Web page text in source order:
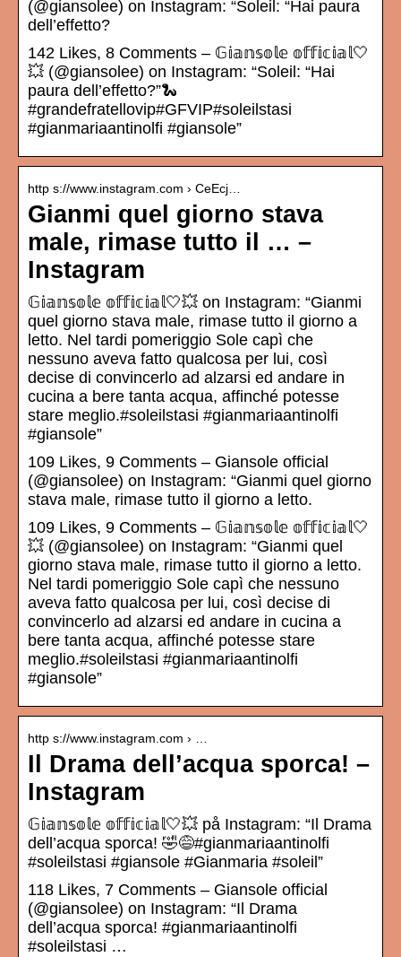
(@giansolee) on Instagram: “Soleil: “Hai paura
dell’effetto?
142 Likes, 8 Comments – 𝔾𝕚𝕒𝕟𝕤𝕠𝕝𝕖 𝕠𝕗𝕗𝕚𝕔𝕚𝕒𝕝🤍
💥 (@giansolee) on Instagram: “Soleil: “Hai
paura dell’effetto?”🐍
#grandefratellovip#GFVIP#soleilstasi
#gianmariaantinolfi #giansole”
http s://www.instagram.com › CeEcj…
Gianmi quel giorno stava
male, rimase tutto il … –
Instagram
𝔾𝕚𝕒𝕟𝕤𝕠𝕝𝕖 𝕠𝕗𝕗𝕚𝕔𝕚𝕒𝕝🤍💥 on Instagram: “Gianmi
quel giorno stava male, rimase tutto il giorno a
letto. Nel tardi pomeriggio Sole capì che
nessuno aveva fatto qualcosa per lui, così
decise di convincerlo ad alzarsi ed andare in
cucina a bere tanta acqua, affinché potesse
stare meglio.#soleilstasi #gianmariaantinolfi
#giansole”
109 Likes, 9 Comments – Giansole official
(@giansolee) on Instagram: “Gianmi quel giorno
stava male, rimase tutto il giorno a letto.
109 Likes, 9 Comments – 𝔾𝕚𝕒𝕟𝕤𝕠𝕝𝕖 𝕠𝕗𝕗𝕚𝕔𝕚𝕒𝕝🤍
💥 (@giansolee) on Instagram: “Gianmi quel
giorno stava male, rimase tutto il giorno a letto.
Nel tardi pomeriggio Sole capì che nessuno
aveva fatto qualcosa per lui, così decise di
convincerlo ad alzarsi ed andare in cucina a
bere tanta acqua, affinché potesse stare
meglio.#soleilstasi #gianmariaantinolfi
#giansole”
http s://www.instagram.com › …
Il Drama dell’acqua sporca! –
Instagram
𝔾𝕚𝕒𝕟𝕤𝕠𝕝𝕖 𝕠𝕗𝕗𝕚𝕔𝕚𝕒𝕝🤍💥 på Instagram: “Il Drama
dell’acqua sporca! 🤣😅#gianmariaantinolfi
#soleilstasi #giansole #Gianmaria #soleil”
118 Likes, 7 Comments – Giansole official
(@giansolee) on Instagram: “Il Drama
dell’acqua sporca! #gianmariaantinolfi
#soleilstasi …